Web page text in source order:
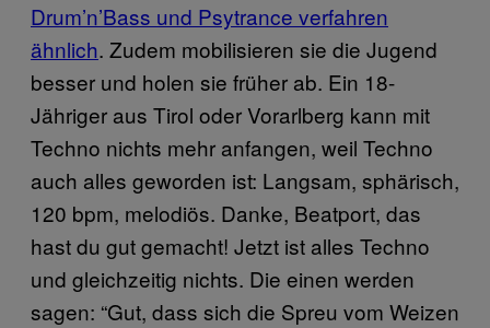
Drum’n’Bass und Psytrance verfahren
ähnlich. Zudem mobilisieren sie die Jugend
besser und holen sie früher ab. Ein 18-
Jähriger aus Tirol oder Vorarlberg kann mit
Techno nichts mehr anfangen, weil Techno
auch alles geworden ist: Langsam, sphärisch,
120 bpm, melodiös. Danke, Beatport, das
hast du gut gemacht! Jetzt ist alles Techno
und gleichzeitig nichts. Die einen werden
sagen: “Gut, dass sich die Spreu vom Weizen